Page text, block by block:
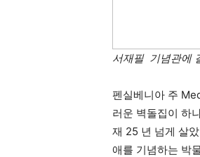
(PA/NJ/
서재필 기념관에
펜실베니아 주
러운 벽돌집이 하
재 25 년 넘게 살
애를 기념하는 박